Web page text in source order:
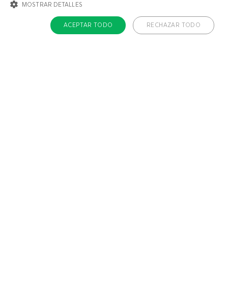
MOSTRAR DETALLES
ACEPTAR TODO RECHAZAR TODO